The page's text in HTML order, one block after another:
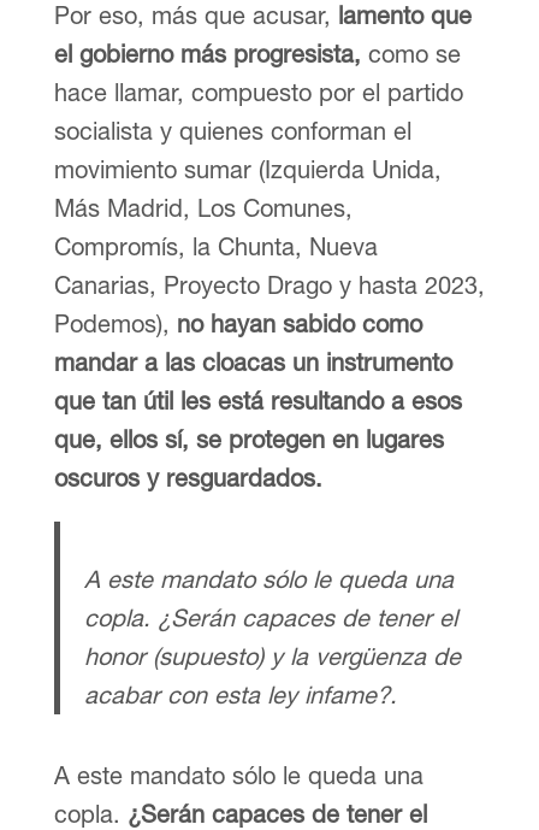
Por eso, más que acusar, lamento que
el gobierno más progresista, como se
hace llamar, compuesto por el partido
socialista y quienes conforman el
movimiento sumar (Izquierda Unida,
Más Madrid, Los Comunes,
Compromís, la Chunta, Nueva
Canarias, Proyecto Drago y hasta 2023,
Podemos), no hayan sabido como
mandar a las cloacas un instrumento
que tan útil les está resultando a esos
que, ellos sí, se protegen en lugares
oscuros y resguardados.
A este mandato sólo le queda una
copla. ¿Serán capaces de tener el
honor (supuesto) y la vergüenza de
acabar con esta ley infame?.
A este mandato sólo le queda una
copla. ¿Serán capaces de tener el